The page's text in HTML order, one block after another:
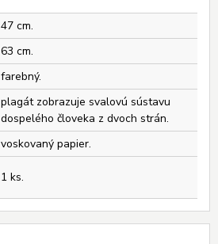
47 cm.
63 cm.
farebný.
plagát zobrazuje svalovú sústavu
dospelého človeka z dvoch strán.
voskovaný papier.
1 ks.